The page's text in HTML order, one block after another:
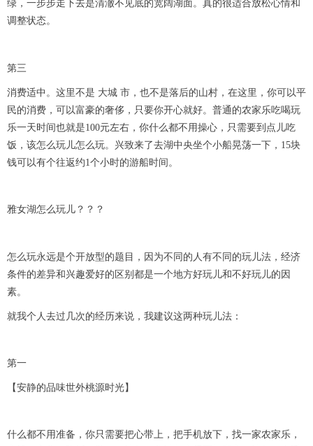
绿，一步步走下去是清澈不见底的宽阔湖面。真的很适合放松心情和
调整状态。
第三
消费适中。这里不是 大城 市，也不是落后的山村，在这里，你可以平
民的消费，可以富豪的奢侈，只要你开心就好。普通的农家乐吃喝玩
乐一天时间也就是100元左右，你什么都不用操心，只需要到点儿吃
饭，该怎么玩儿怎么玩。兴致来了去湖中央坐个小船晃荡一下，15块
钱可以有个往返约1个小时的游船时间。
雅女湖怎么玩儿？？？
怎么玩永远是个开放型的题目，因为不同的人有不同的玩儿法，经济
条件的差异和兴趣爱好的区别都是一个地方好玩儿和不好玩儿的因
素。
就我个人去过几次的经历来说，我建议这两种玩儿法：
第一
【安静的品味世外桃源时光】
什么都不用准备，你只需要把心带上，把手机放下，找一家农家乐，